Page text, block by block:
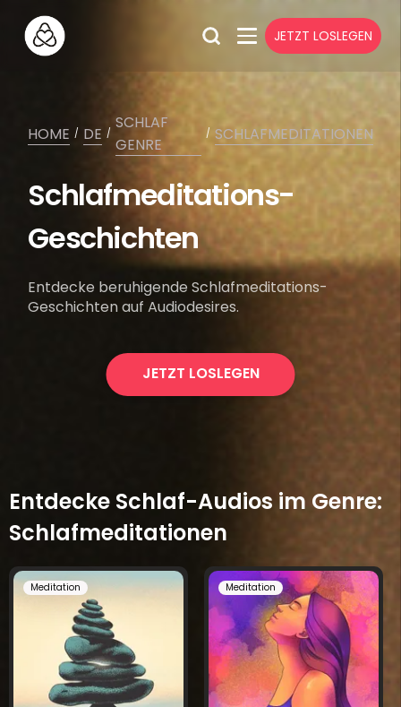
JETZT LOSLEGEN
HOME / DE /
SCHLAF
GENRE
/ SCHLAFMEDITATIONEN
Schlafmeditations-
Geschichten
Entdecke beruhigende Schlafmeditations-
Geschichten auf Audiodesires.
JETZT LOSLEGEN
Entdecke Schlaf-Audios im Genre:
Schlafmeditationen
Meditation Meditation